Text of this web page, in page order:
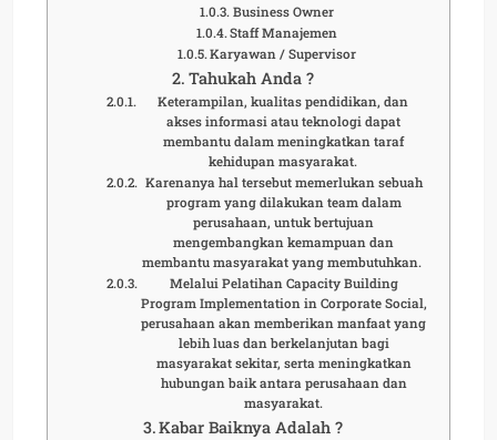
Business Owner
Staff Manajemen
Karyawan / Supervisor
Tahukah Anda ?
Keterampilan, kualitas pendidikan, dan
akses informasi atau teknologi dapat
membantu dalam meningkatkan taraf
kehidupan masyarakat.
Karenanya hal tersebut memerlukan sebuah
program yang dilakukan team dalam
perusahaan, untuk bertujuan
mengembangkan kemampuan dan
membantu masyarakat yang membutuhkan.
Melalui Pelatihan Capacity Building
Program Implementation in Corporate Social,
perusahaan akan memberikan manfaat yang
lebih luas dan berkelanjutan bagi
masyarakat sekitar, serta meningkatkan
hubungan baik antara perusahaan dan
masyarakat.
Kabar Baiknya Adalah ?